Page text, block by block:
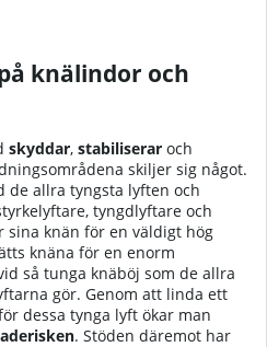
knälindor och
skyddar, stabiliserar och
skiljer sig något.
de allra tyngsta lyften och
tyngdlyftare och
knän för en väldigt hög
knäna för en enorm
så tunga knäböj som de allra
gör. Genom att linda ett
dessa tynga lyft ökar man
. Stöden däremot har